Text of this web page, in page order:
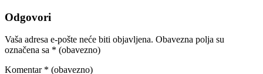
Odgovori
Vaša adresa e-pošte neće biti objavljena. Obavezna polja su
označena sa * (obavezno)
Komentar * (obavezno)